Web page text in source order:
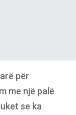
për
me një palë
se ka